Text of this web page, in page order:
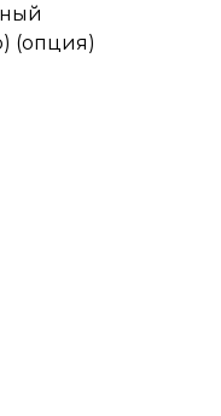
(опция)